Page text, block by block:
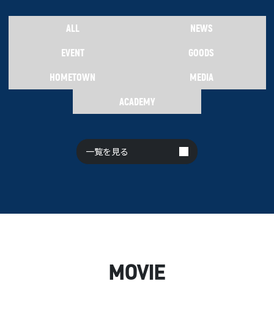
ALL NEWS
EVENT GOODS
HOMETOWN MEDIA
ACADEMY
一覧を見る
MOVIE